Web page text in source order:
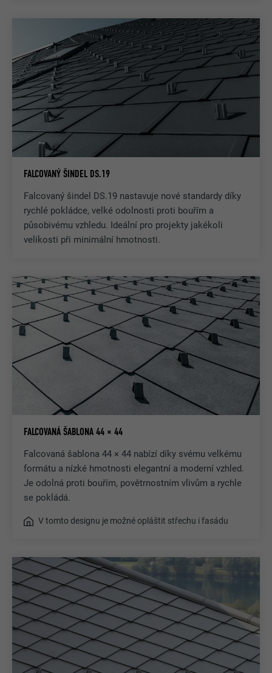
FALCOVANÝ ŠINDEL DS.19
Falcovaný šindel DS.19 nastavuje nové standardy díky
rychlé pokládce, velké odolnosti proti bouřím a
působivému vzhledu. Ideální pro projekty jakékoli
velikosti při minimální hmotnosti.
FALCOVANÁ ŠABLONA 44 × 44
Falcovaná šablona 44 × 44 nabízí díky svému velkému
formátu a nízké hmotnosti elegantní a moderní vzhled.
Je odolná proti bouřím, povětrnostním vlivům a rychle
se pokládá.
V tomto designu je možné opláštit střechu i fasádu